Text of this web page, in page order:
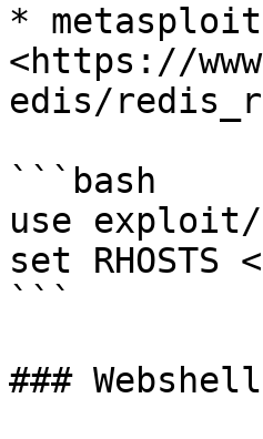
*
<https://
edis/
```bash
use
set RHOSTS
```
### Webshell